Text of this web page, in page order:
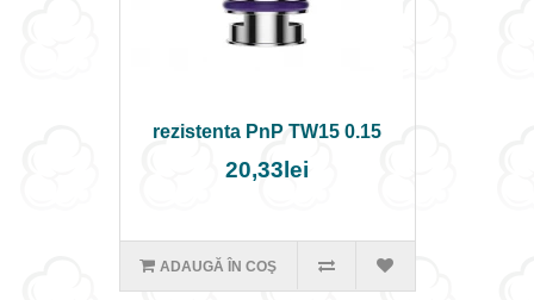
rezistenta PnP TW15 0.15
20,33lei
ADAUGĂ ÎN COŞ